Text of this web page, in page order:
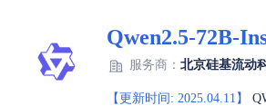
Qwen2.5-72B-
服务商： 北京硅基流动
【更新时间: 2025.04.11】